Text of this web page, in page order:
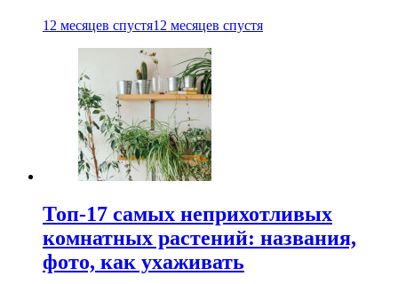
12 месяцев спустя12 месяцев спустя
Топ-17 самых неприхотливых
комнатных растений: названия,
фото, как ухаживать